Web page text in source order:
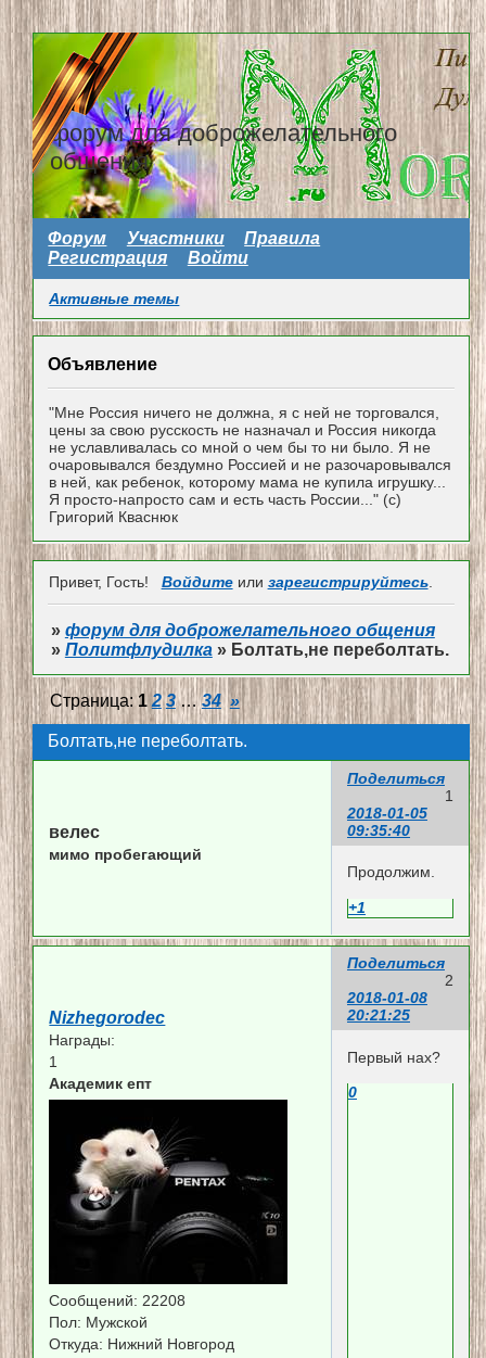
форум для доброжелательного
общения
Форум Участники
Правила
Регистрация
Войти
Активные темы
Объявление
"Мне Россия ничего не должна, я с ней не торговался,
цены за свою русскость не назначал и Россия никогда
не уславливалась со мной о чем бы то ни было. Я не
очаровывался бездумно Россией и не разочаровывался
в ней, как ребенок, которому мама не купила игрушку...
Я просто-напросто сам и есть часть России..." (с)
Григорий Кваснюк
Привет, Гость! Войдитеили зарегистрируйтесь.
» форум для доброжелательного общения
» Политфлудилка » Болтать,не переболтать.
Болтать,не переболтать.
Страница: 1 2 3 … 34 »
Поделиться
1
2018-01-05
09:35:40
велес
мимо пробегающий
Продолжим.
+1
Поделиться
2
2018-01-08
20:21:25
Nizhegorodec
Награды:
1
Академик епт
Сообщений: 22208
Пол: Мужской
Откуда: Нижний Новгород
Первый нах?
0